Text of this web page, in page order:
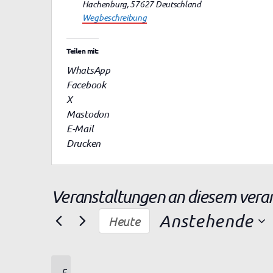
s
e
Hachenburg,57627 Deutschland
Wegbeschreibung
Teilen mit:
WhatsApp
Facebook
X
Mastodon
E-Mail
Drucken
Veranstaltungen an diesem
Heute Anstehende